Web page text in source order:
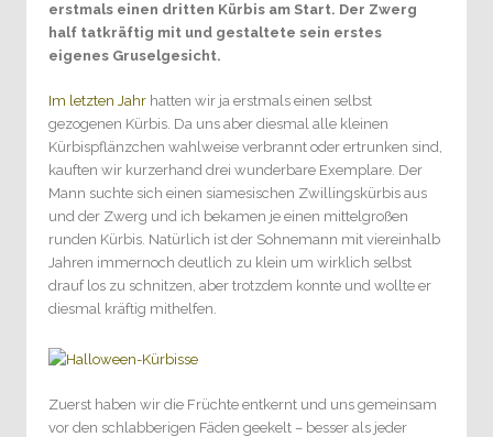
erstmals einen dritten Kürbis am Start. Der Zwerg
half tatkräftig mit und gestaltete sein erstes
eigenes Gruselgesicht.
Im letzten Jahr hatten wir ja erstmals einen selbst
gezogenen Kürbis. Da uns aber diesmal alle kleinen
Kürbispflänzchen wahlweise verbrannt oder ertrunken sind,
kauften wir kurzerhand drei wunderbare Exemplare. Der
Mann suchte sich einen siamesischen Zwillingskürbis aus
und der Zwerg und ich bekamen je einen mittelgroßen
runden Kürbis. Natürlich ist der Sohnemann mit viereinhalb
Jahren immernoch deutlich zu klein um wirklich selbst
drauf los zu schnitzen, aber trotzdem konnte und wollte er
diesmal kräftig mithelfen.
Zuerst haben wir die Früchte entkernt und uns gemeinsam
vor den schlabberigen Fäden geekelt – besser als jeder